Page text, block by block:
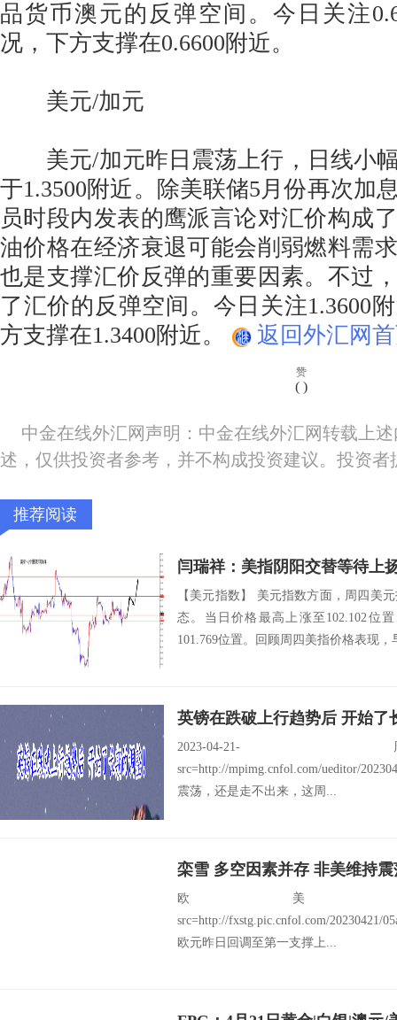
品货币澳元的反弹空间。今日关注
况，下方支撑在0.6600附近。
美元/加元
美元/加元昨日震荡上行，日线小
于1.3500附近。除美联储5月份再次加
员时段内发表的鹰派言论对汇价构成
油价格在经济衰退可能会削弱燃料需
也是支撑汇价反弹的重要因素。不过
了汇价的反弹空间。今日关注1.3600
方支撑在1.3400附近。
返回外汇网
赞
( )
中金在线外汇网声明：中金在线外汇网转载上
述，仅供投资者参考，并不构成投资建议。投资
推荐阅读
闫瑞祥：美指阴阳交替等待上
【美元指数】 美元指数方面，周四美
态。当日价格最高上涨至102.102位
101.769位置。回顾周四美指价格表现
英镑在跌破上行趋势后 开始了
2023-04-
src=http://mpimg.cnfol.com/ueditor/
震荡，还是走不出来，这周...
栾雪 多空因素并存 非美维持震
欧美：
src=http://fxstg.pic.cnfol.com/20230421/
欧元昨日回调至第一支撑上...